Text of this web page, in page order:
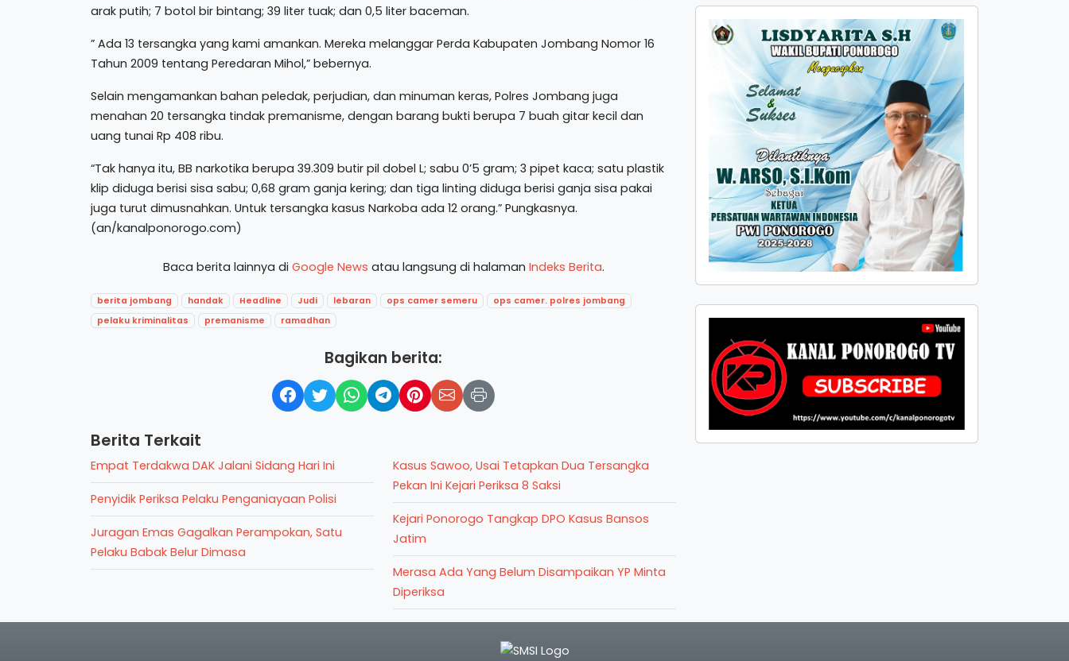
arak putih; 7 botol bir bintang; 39 liter tuak; dan 0,5 liter baceman.
” Ada 13 tersangka yang kami amankan. Mereka melanggar Perda Kabupaten Jombang Nomor 16
Tahun 2009 tentang Peredaran Mihol,” bebernya.
Selain mengamankan bahan peledak, perjudian, dan minuman keras, Polres Jombang juga
menahan 20 tersangka tindak premanisme, dengan barang bukti berupa 7 buah gitar kecil dan
uang tunai Rp 408 ribu.
“Tak hanya itu, BB narkotika berupa 39.309 butir pil dobel L; sabu 0’5 gram; 3 pipet kaca; satu plastik
klip diduga berisi sisa sabu; 0,68 gram ganja kering; dan tiga linting diduga berisi ganja sisa pakai
juga turut dimusnahkan. Untuk tersangka kasus Narkoba ada 12 orang.” Pungkasnya.
(an/kanalponorogo.com)
Baca berita lainnya di Google News atau langsung di halaman Indeks Berita.
berita jombang handak Headline Judi lebaran ops camer semeru
ops camer. polres jombang
pelaku kriminalitas
premanisme ramadhan
Bagikan berita:
Berita Terkait
Empat Terdakwa DAK Jalani Sidang Hari Ini
Penyidik Periksa Pelaku Penganiayaan Polisi
Juragan Emas Gagalkan Perampokan, Satu
Pelaku Babak Belur Dimasa
Kasus Sawoo, Usai Tetapkan Dua Tersangka
Pekan Ini Kejari Periksa 8 Saksi
Kejari Ponorogo Tangkap DPO Kasus Bansos
Jatim
Merasa Ada Yang Belum Disampaikan YP Minta
Diperiksa